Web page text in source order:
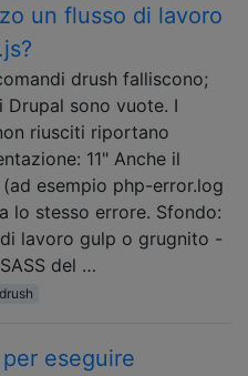
un flusso di lavoro
drush falliscono;
Drupal sono vuote. I
riusciti riportano
11" Anche il
esempio php-error.log
lo stesso errore. Sfondo:
lavoro gulp o grugnito -
del …
drush
eseguire